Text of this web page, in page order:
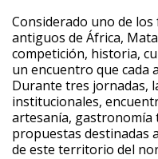
Considerado uno de
antiguos de África,
competición, historia,
un encuentro que cada
Durante tres jornadas,
institucionales,
artesanía, gastronomía
propuestas destinadas
de este territorio del